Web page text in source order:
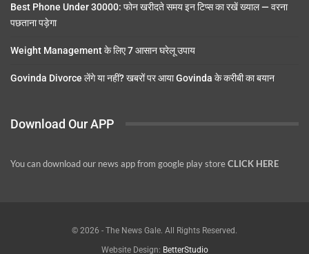
Best Phone Under 30000: फोन खरीदते समय इन टिप्स का रखें ख्याल — वरना
पछताना पड़ेगा
Weight Management के लिए 7 आसान घरेलू उपाय
Govinda Divorce लेंगे या नहीं? खबरों पर आया Govinda के करीबी का बयान
Download Our APP
You can download our news app from google play storeCLICK HERE
© 2026 - The News Gale. All Rights Reserved.
Website Design: BetterStudio